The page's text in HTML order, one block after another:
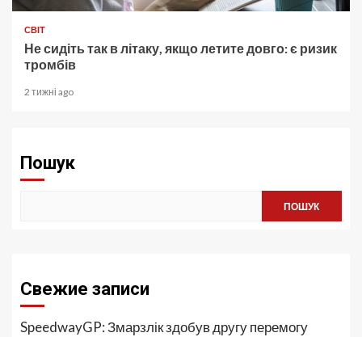
СВІТ
Не сидіть так в літаку, якщо летите довго: є ризик
тромбів
2 тижні ago
Пошук
ПОШУК
Свежие записи
SpeedwayGP: Змарзлік здобув другу перемогу